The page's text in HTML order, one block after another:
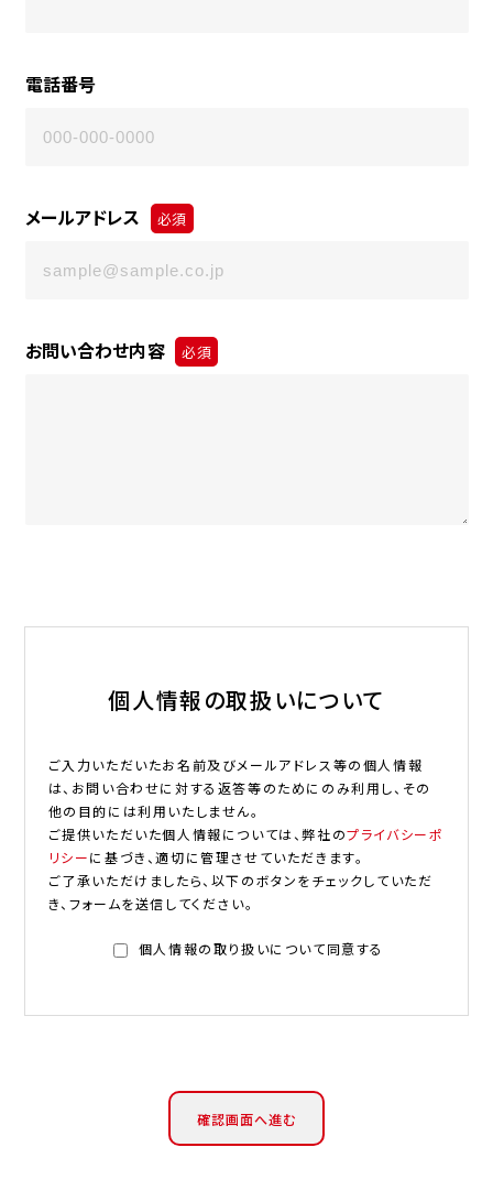
電話番号
メールアドレス 必須
お問い合わせ内容 必須
個人情報の取扱いについて
ご入力いただいたお名前及びメールアドレス等の個人情報
は、お問い合わせに対する返答等のためにのみ利用し、その
他の目的には利用いたしません。
ご提供いただいた個人情報については、弊社のプライバシーポ
リシーに基づき、適切に管理させていただきます。
ご了承いただけましたら、以下のボタンをチェックしていただ
き、フォームを送信してください。
個人情報の取り扱いについて同意する